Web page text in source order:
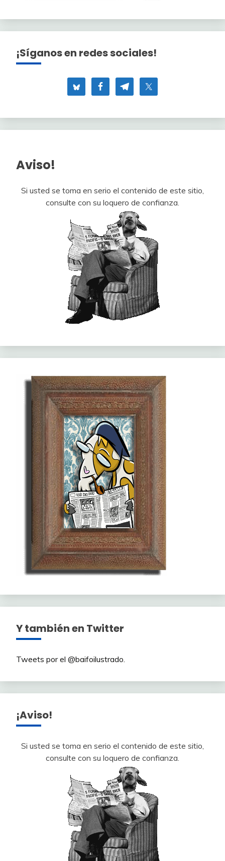
¡Síganos en redes sociales!
Aviso!
Si usted se toma en serio el contenido de este sitio,
consulte con su loquero de confianza.
Y también en Twitter
Tweets por el @baifoilustrado.
¡Aviso!
Si usted se toma en serio el contenido de este sitio,
consulte con su loquero de confianza.